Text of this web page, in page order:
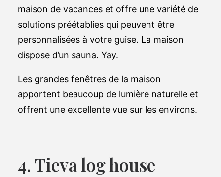
maison de vacances et offre une variété de
solutions préétablies qui peuvent être
personnalisées à votre guise. La maison
dispose d’un sauna. Yay.
Les grandes fenêtres de la maison
apportent beaucoup de lumière naturelle et
offrent une excellente vue sur les environs.
4. Tieva log house